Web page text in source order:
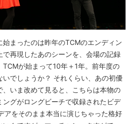
まったのは昨年のTCMのエンディン
再現したあのシーンを、会場の記録
が始まって10年＋1年。前年度の
でしょうか？ それくらい、あの初優
いま改めて見ると、こちらは本物の
グがロングビーチで収録されたビデ
アをそのまま本当に演じちゃった格好